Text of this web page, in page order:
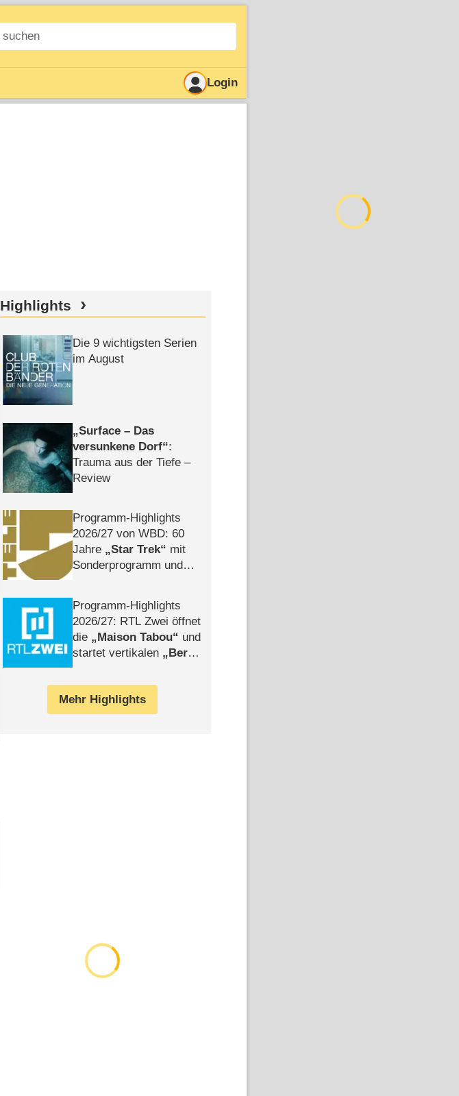
Login
Highlights
Die 9 wichtigsten Serien
im August
Surface – Das
versunkene Dorf :
Trauma aus der Tiefe –
Review
Programm-Highlights
2026/​27 von WBD: 60
Jahre
Star Trek
mit
Sonderprogramm und
Programm-Highlights
2026/​27: RTL Zwei öffnet
die
Maison Tabou
und
startet vertikalen
Berlin
Mehr Highlights